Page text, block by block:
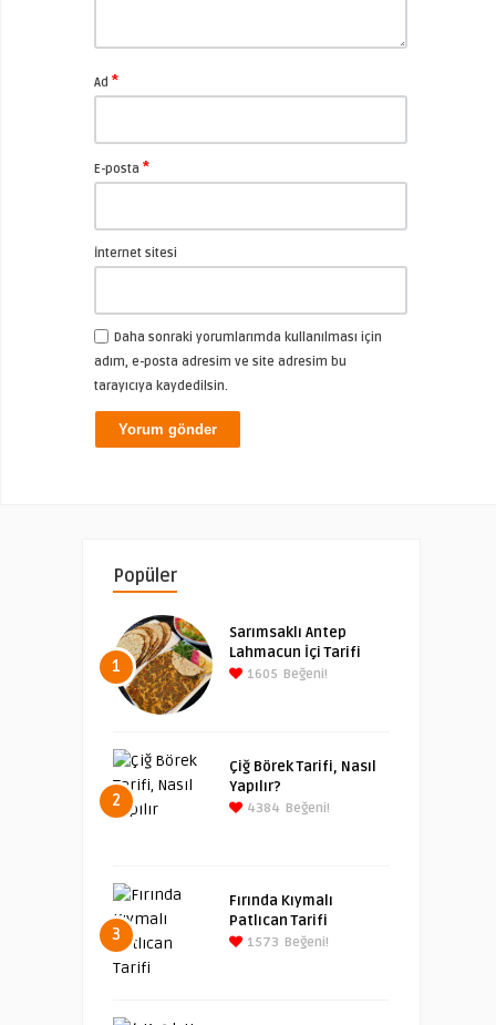
Ad *
E-posta *
İnternet sitesi
Daha sonraki yorumlarımda kullanılması için
adım, e-posta adresim ve site adresim bu
tarayıcıya kaydedilsin.
Popüler
1
Sarımsaklı Antep
Lahmacun İçi Tarifi
1605 Beğeni!
2
Çiğ Börek Tarifi, Nasıl
Yapılır?
4384 Beğeni!
3
Fırında Kıymalı
Patlıcan Tarifi
1573 Beğeni!